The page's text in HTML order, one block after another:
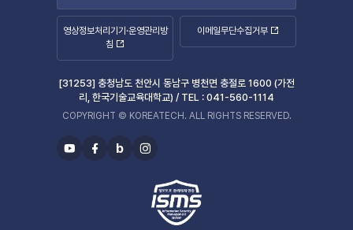
영상정보처리기기·운영관리방
침
이메일무단수집거부
[31253] 충청남도 천안시 동남구 병천면 충절로 1600 (가전
리, 한국기술교육대학교) / TEL : 041-560-1114
COPYRIGHT © KOREATECH. ALL RIGHTS RESERVED.
유
페
b
블
인
타
그